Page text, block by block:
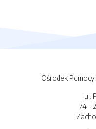
Ośrodek Pomocy
ul.
74 -